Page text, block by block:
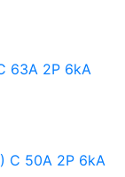
63A 2P 6kA